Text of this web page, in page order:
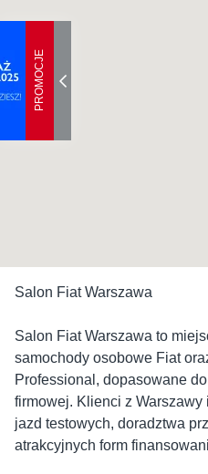
PROMOCJE
Salon Fiat Warszawa
Salon Fiat Warszawa to
samochody osobowe Fiat
Professional, dopasowane
firmowej. Klienci z
jazd testowych, doradztwa
atrakcyjnych form